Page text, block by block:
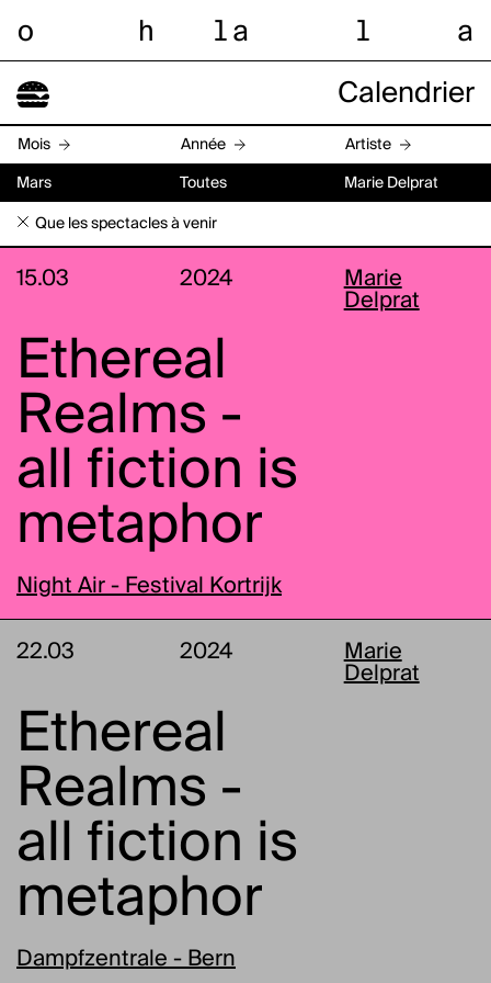
o h l a l a
Calendrier
Mois Année Artiste
Mars Toutes Marie Delprat
Que les spectacles à venir
15.03 2024
Marie
Delprat
Ethereal
Realms -
all fiction is
metaphor
Night Air - Festival Kortrijk
22.03 2024
Marie
Delprat
Ethereal
Realms -
all fiction is
metaphor
Dampfzentrale - Bern